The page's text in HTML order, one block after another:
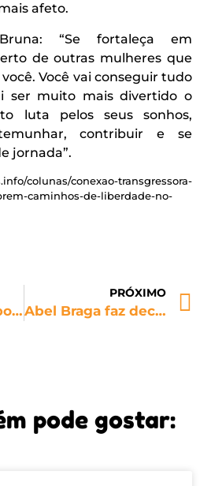
afeto.
“Se fortaleça em
de outras mulheres que
Você vai conseguir tudo
ser muito mais divertido o
luta pelos seus sonhos,
contribuir e se
jornada”.
colunas/conexao-transgressora-
caminhos-de-liberdade-no-
Vitor Roque faz postagem educativa contra homofobia em suas redes sociais
PRÓXIMO
Abel Braga faz declaração homofóbica em sua apresentação no Inter: “Não quero meu time treinando com camisa rosa, parece um time de viado”
pode gostar: